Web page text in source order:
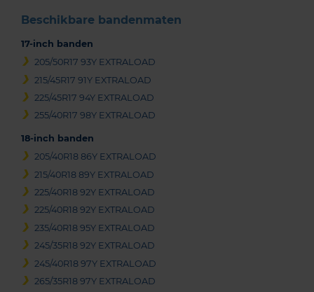
Beschikbare bandenmaten
17-inch banden
205/50R17 93Y EXTRALOAD
215/45R17 91Y EXTRALOAD
225/45R17 94Y EXTRALOAD
255/40R17 98Y EXTRALOAD
18-inch banden
205/40R18 86Y EXTRALOAD
215/40R18 89Y EXTRALOAD
225/40R18 92Y EXTRALOAD
225/40R18 92Y EXTRALOAD
235/40R18 95Y EXTRALOAD
245/35R18 92Y EXTRALOAD
245/40R18 97Y EXTRALOAD
265/35R18 97Y EXTRALOAD